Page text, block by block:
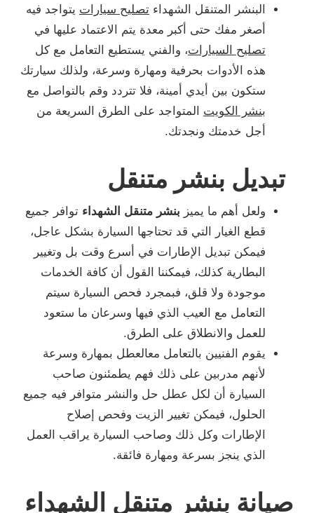
البنشر المتنقل الشهداء تصليح سيارات يتواجد فيه
أصغر مفك حتى أكبر معدة يتم الاعتماد عليها في
تصليح السيارات، والفني يستطيع التعامل مع كل
هذه الأدوات بحرفية ومهارة وسرعة، ولذلك سيارتك
ستكون بين أيدي أمينة، فلا تتردد وقم بالتواصل مع
بنشر الكويت المتواجد على الطرق السريعة من
أجل خدمتك ونجدتك.
تبديل بنشر متنقل
ولعل أهم ما يميز بنشر متنقل الشهداء توافر جميع
قطع الغيار التي قد تحتاجها السيارة بشكل عاجل،
فيمكن تبديل الإطارات في أسرع وقت بل وتغيير
البطارية كذلك، فيمكننا القول أن كافة الخدمات
موجودة ولا قلق، فبمجرد فحص السيارة سيتم
التعامل مع العيب الذي فيها وسرعان ما ستعود
للعمل والانطلاق على الطرق.
يقوم الفنيين بالتعامل معالعطل بمهارة وسرعة
لأنهم مدربين على ذلك فهم يطمئنون صاحب
السيارة أن لكل عطل حل والنشر متوافر فيه جميع
الحلول، فيمكن تغيير الزيت وفحص إصلاح
الإطارات وكل ذلك وصاحب السيارة يراقب العمل
الذي ينجز بسرعة ومهارة فائقة.
صيانة بنشر متنقل الشهداء